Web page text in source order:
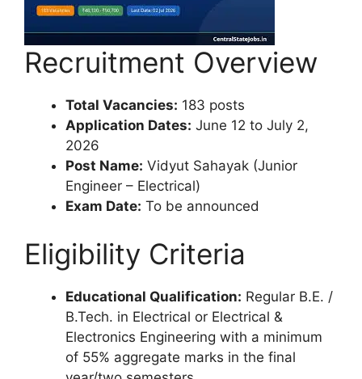
Recruitment Overview
Total Vacancies: 183 posts
Application Dates: June 12 to July 2,
2026
Post Name: Vidyut Sahayak (Junior
Engineer – Electrical)
Exam Date: To be announced
Eligibility Criteria
Educational Qualification: Regular B.E. /
B.Tech. in Electrical or Electrical &
Electronics Engineering with a minimum
of 55% aggregate marks in the final